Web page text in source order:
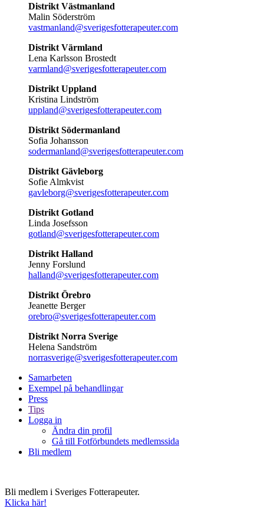
Distrikt Västmanland
Malin Söderström
vastmanland@sverigesfotterapeuter.com
Distrikt Värmland
Lena Karlsson Brostedt
varmland@sverigesfotterapeuter.com
Distrikt Uppland
Kristina Lindström
uppland@sverigesfotterapeuter.com
Distrikt Södermanland
Sofia Johansson
sodermanland@sverigesfotterapeuter.com
Distrikt Gävleborg
Sofie Almkvist
gavleborg@sverigesfotterapeuter.com
Distrikt Gotland
Linda Josefsson
gotland@sverigesfotterapeuter.com
Distrikt Halland
Jenny Forslund
halland@sverigesfotterapeuter.com
Distrikt Örebro
Jeanette Berger
orebro@sverigesfotterapeuter.com
Distrikt Norra Sverige
Helena Sandström
norrasverige@sverigesfotterapeuter.com
Samarbeten
Exempel på behandlingar
Press
Tips
Logga in
Ändra din profil
Gå till Fotförbundets medlemssida
Bli medlem
Bli medlem i Sveriges Fotterapeuter.
Klicka här!